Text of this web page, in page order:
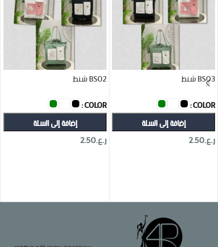
BS03 شنط
COLOR
إضافة إلى السلة
ر.ع.2.50
BS02 شنط
COLOR
إضافة إلى السلة
ر.ع.2.50